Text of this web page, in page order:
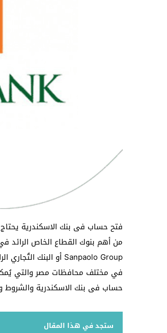
فتح حساب فى بنك الاسكندرية يحتاج
في مختلف محافظات مصر والتي
حساب فى بنك الاسكندرية والشروط
ستجد في هذا المقال